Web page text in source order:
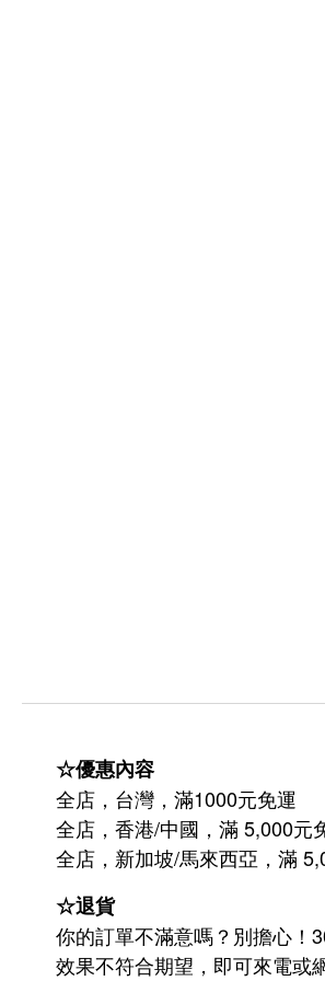
☆優惠內容
全店，台灣，滿1000元免運
全店，香港/中國，滿 5,000元
全店，新加坡/馬來西亞，滿
☆退貨
你的訂單不滿意嗎？別擔心！
效果不符合期望，即可來電或